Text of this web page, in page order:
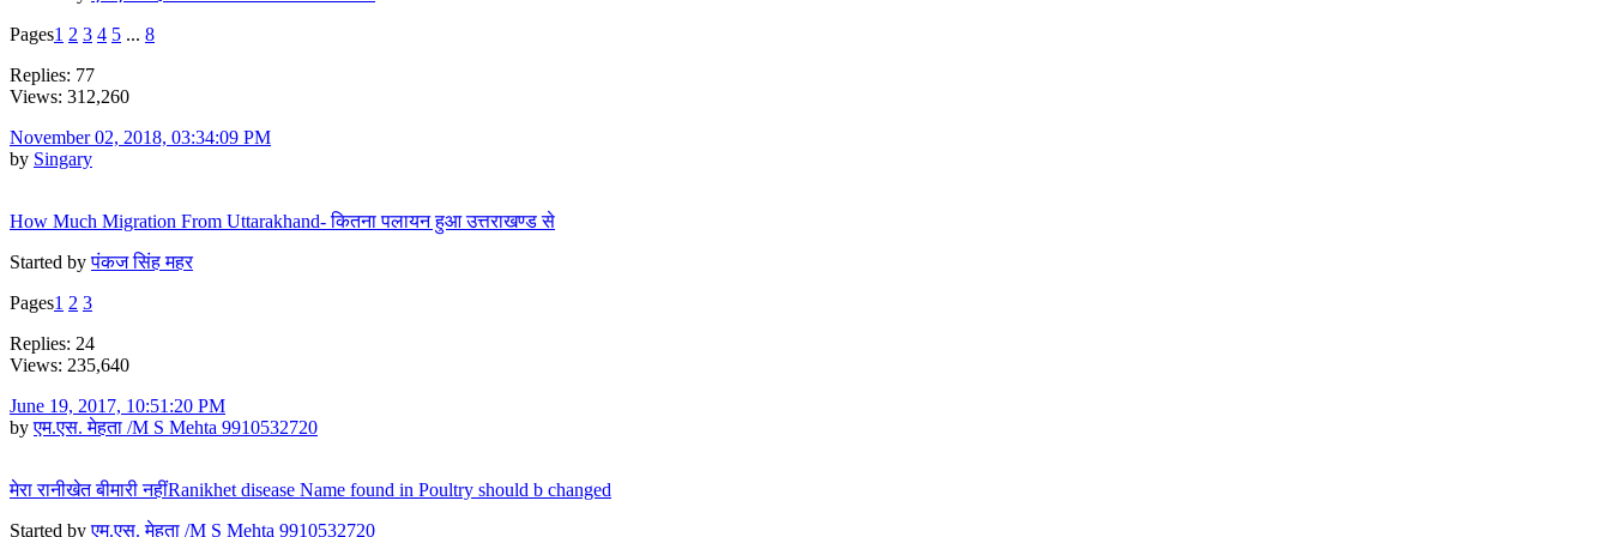
Pages1 2 3 4 5 ... 8
Replies: 77
Views: 312,260
November 02, 2018, 03:34:09 PM
by Singary
How Much Migration From Uttarakhand- कितना पलायन हुआ उत्तराखण्ड से
Started byपंकज सिंह महर
Pages1 2 3
Replies: 24
Views: 235,640
June 19, 2017, 10:51:20 PM
byएम.एस. मेहता /M S Mehta 9910532720
मेरा रानीखेत बीमारी नहींRanikhet disease Name found in Poultry should b changed
Started byएम.एस. मेहता /M S Mehta 9910532720